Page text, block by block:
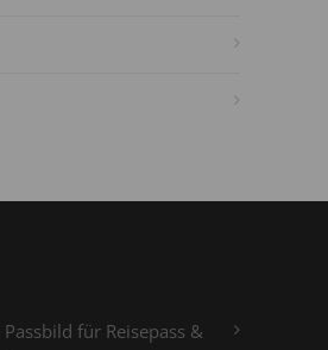
für Reisepass &